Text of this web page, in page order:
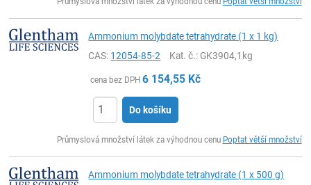
Ammonium molybdate tetrahydrate (1 x 1 kg)
CAS: 12054-85-2 Kat. č.: GK3904,1kg
cena bez DPH 6 154,55 Kč
Do košíku
Průmyslová množství látek za výhodnou cenu Poptat větší množství
Ammonium molybdate tetrahydrate (1 x 500 g)